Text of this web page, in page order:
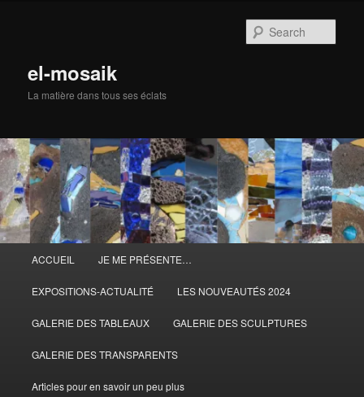
el-mosaik
La matière dans tous ses éclats
ACCUEIL JE ME PRÉSENTE…
EXPOSITIONS-ACTUALITÉ LES NOUVEAUTÉS 2024
GALERIE DES TABLEAUX GALERIE DES SCULPTURES
GALERIE DES TRANSPARENTS
Articles pour en savoir un peu plus